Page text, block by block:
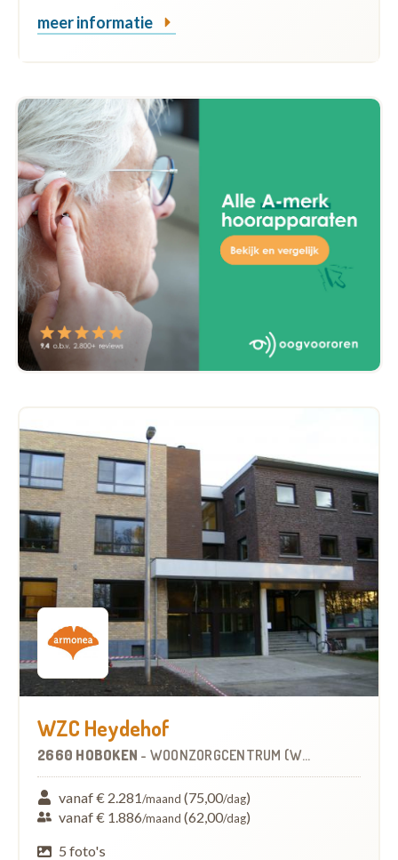
meer informatie
WZC Heydehof
2660 HOBOKEN - WOONZORGCENTRUM (WZC)
vanaf € 2.281/maand (75,00/dag)
vanaf € 1.886/maand (62,00/dag)
5 foto's